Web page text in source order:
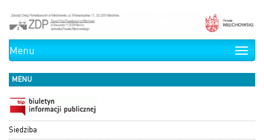
Toggle
Menu
MENU
Siedziba